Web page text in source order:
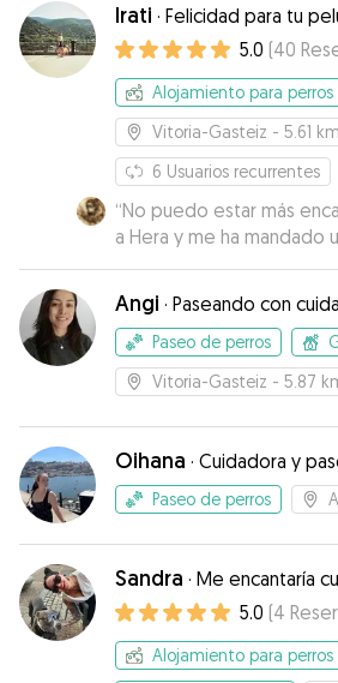
Irati · Felicidad para tu
5.0 (40
Alojamiento para perros
Vitoria-Gasteiz - 5.61 km
6 Usuarios recurrentes
“No puedo estar más
a Hera y me ha mandado
para mí tranquilidad. En
quedar con ella
Angi · Paseando con
Paseo de perros
Vitoria-Gasteiz - 5.87
Oihana · Cuidadora y
Paseo de perros
Sandra · Me encantaría
5.0 (4
Alojamiento para perros